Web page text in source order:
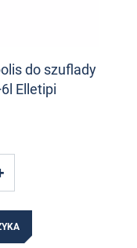
do szuflady
Elletipi